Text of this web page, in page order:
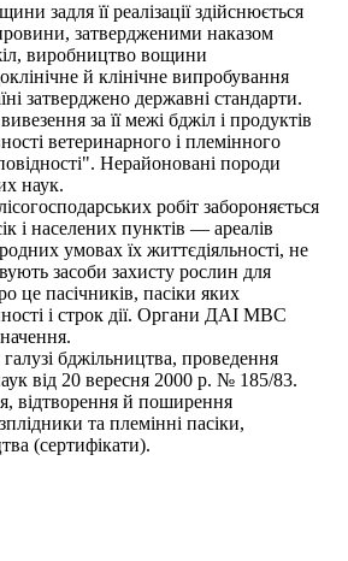
задля її реалізації здійснюється
затвердженими наказом
виробництво вощини
й клінічне випробування
затверджено державні стандарти.
за її межі бджіл і продуктів
ветеринарного і племінного
Нерайоновані породи
наук.
робіт забороняється
і населених пунктів — ареалів
умовах їх життєдіяльності, не
засоби захисту рослин для
це пасічників, пасіки яких
і строк дії. Органи ДАІ МВС
бджільництва, проведення
від 20 вересня 2000 р. № 185/83.
відтворення й поширення
та племінні пасіки,
(сертифікати).